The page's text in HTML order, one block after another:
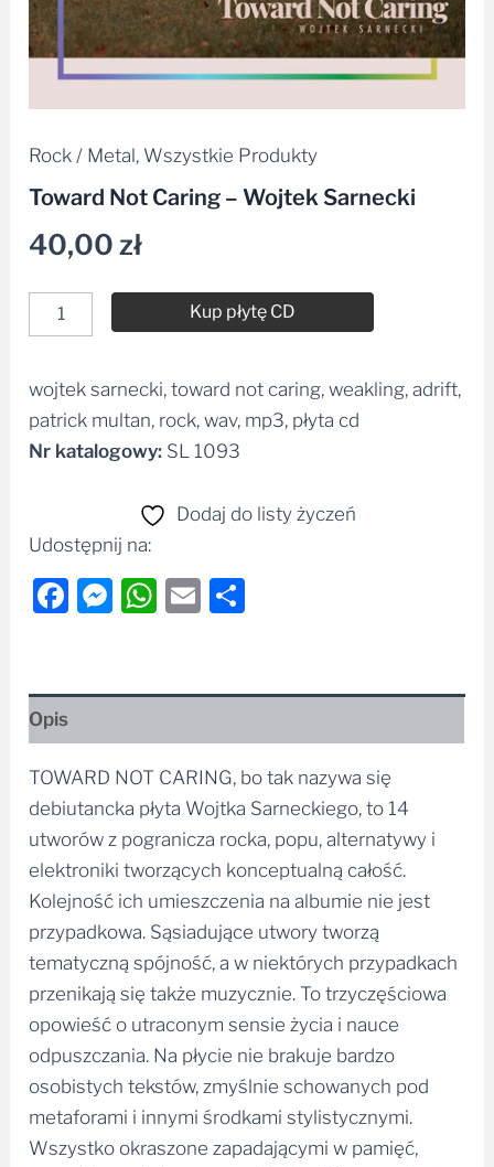
Rock / Metal, Wszystkie Produkty
Toward Not Caring – Wojtek Sarnecki
40,00zł
Kup płytę CD
Alternative:
wojtek sarnecki, toward not caring, weakling, adrift,
patrick multan, rock, wav, mp3, płyta cd
Nr katalogowy: SL 1093
Dodaj do listy życzeń
Udostępnij na:
Facebook
Messenger
WhatsApp
Email
Opis
TOWARD NOT CARING, bo tak nazywa się
debiutancka płyta Wojtka Sarneckiego, to 14
utworów z pogranicza rocka, popu, alternatywy i
elektroniki tworzących konceptualną całość.
Kolejność ich umieszczenia na albumie nie jest
przypadkowa. Sąsiadujące utwory tworzą
tematyczną spójność, a w niektórych przypadkach
przenikają się także muzycznie. To trzyczęściowa
opowieść o utraconym sensie życia i nauce
odpuszczania. Na płycie nie brakuje bardzo
osobistych tekstów, zmyślnie schowanych pod
metaforami i innymi środkami stylistycznymi.
Wszystko okraszone zapadającymi w pamięć,